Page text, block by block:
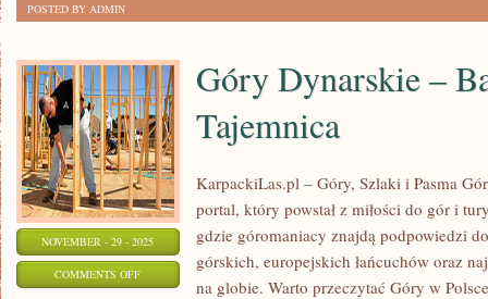
POSTED BY ADMIN
NOVEMBER - 29 - 2025
COMMENTS OFFON
Góry Dynarskie –
Tajemnica
KarpackiLas.pl – Góry, Szlaki i Pasma
portal, który powstał z miłości do gór i
gdzie góromaniacy znajdą podpowiedzi
górskich, europejskich łańcuchów oraz
na globie. Warto przeczytać Góry w